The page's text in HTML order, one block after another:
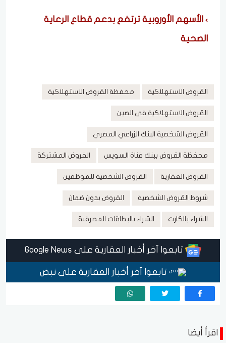
الأسهم الأوروبية ترتفع بدعم قطاع الرعاية
الصحية
القروض الاستهلاكية محفظة القروض الاستهلاكية
القروض الاستهلاكية في الصين
القروض الشخصية البنك الزراعي المصري
محفظة القروض ببنك قناة السويس القروض المشتركة
القروض العقارية القروض الشخصية للموظفين
شروط القروض الشخصية القروض بدون ضمان
الشراء بالكارت الشراء بالبطاقات المصرفية
تابعوا آخر أخبار العقارية على Google News
تابعوا آخر أخبار العقارية على نبض
اقرأ أيضا